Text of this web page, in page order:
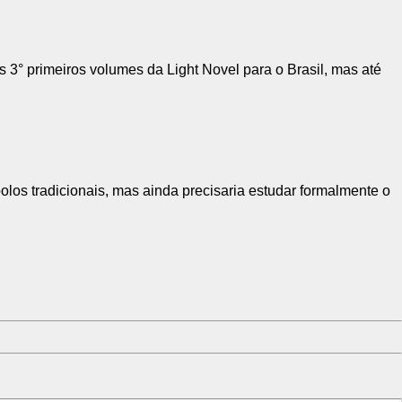
primeiros volumes da Light Novel para o Brasil, mas até
tradicionais, mas ainda precisaria estudar formalmente o